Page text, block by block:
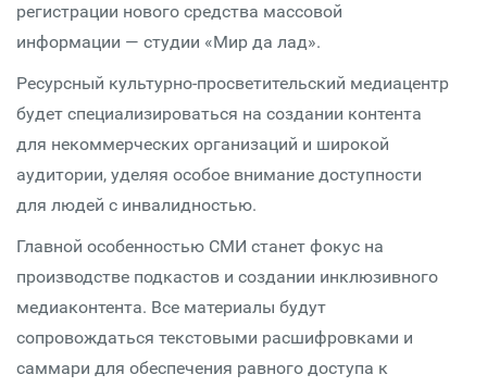
регистрации нового средства массовой
информации — студии «Мир да лад».
Ресурсный культурно-просветительский медиацентр
будет специализироваться на создании контента
для некоммерческих организаций и широкой
аудитории, уделяя особое внимание доступности
для людей с инвалидностью.
Главной особенностью СМИ станет фокус на
производстве подкастов и создании инклюзивного
медиаконтента. Все материалы будут
сопровождаться текстовыми расшифровками и
саммари для обеспечения равного доступа к